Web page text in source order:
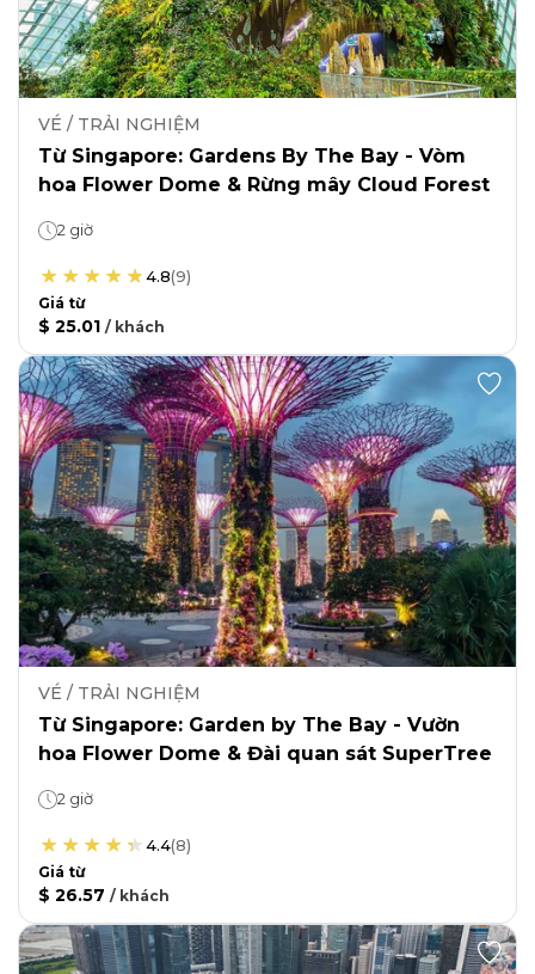
VÉ / TRẢI NGHIỆM
Từ Singapore: Gardens By The Bay - Vòm
hoa Flower Dome & Rừng mây Cloud Forest
2 giờ
4.8(9)
Giá từ
$ 25.01 / khách
VÉ / TRẢI NGHIỆM
Từ Singapore: Garden by The Bay - Vườn
hoa Flower Dome & Đài quan sát SuperTree
2 giờ
4.4(8)
Giá từ
$ 26.57 / khách